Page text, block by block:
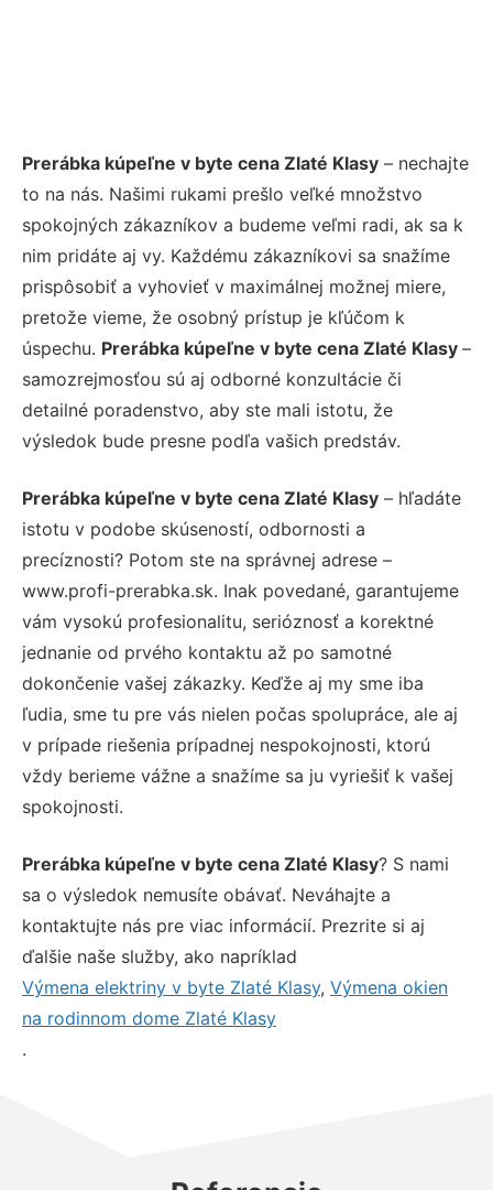
Prerábka kúpeľne v byte cena Zlaté Klasy – nechajte
to na nás. Našimi rukami prešlo veľké množstvo
spokojných zákazníkov a budeme veľmi radi, ak sa k
nim pridáte aj vy. Každému zákazníkovi sa snažíme
prispôsobiť a vyhovieť v maximálnej možnej miere,
pretože vieme, že osobný prístup je kľúčom k
úspechu. Prerábka kúpeľne v byte cena Zlaté Klasy –
samozrejmosťou sú aj odborné konzultácie či
detailné poradenstvo, aby ste mali istotu, že
výsledok bude presne podľa vašich predstáv.
Prerábka kúpeľne v byte cena Zlaté Klasy – hľadáte
istotu v podobe skúseností, odbornosti a
precíznosti? Potom ste na správnej adrese –
www.profi-prerabka.sk. Inak povedané, garantujeme
vám vysokú profesionalitu, serióznosť a korektné
jednanie od prvého kontaktu až po samotné
dokončenie vašej zákazky. Keďže aj my sme iba
ľudia, sme tu pre vás nielen počas spolupráce, ale aj
v prípade riešenia prípadnej nespokojnosti, ktorú
vždy berieme vážne a snažíme sa ju vyriešiť k vašej
spokojnosti.
Prerábka kúpeľne v byte cena Zlaté Klasy? S nami
sa o výsledok nemusíte obávať. Neváhajte a
kontaktujte nás pre viac informácií. Prezrite si aj
ďalšie naše služby, ako napríklad
Výmena elektriny v byte Zlaté Klasy, Výmena okien
na rodinnom dome Zlaté Klasy
.